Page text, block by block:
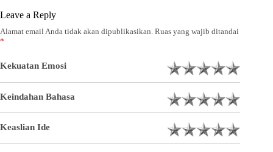
Leave a Reply
Alamat email Anda tidak akan dipublikasikan. Ruas yang wajib ditandai
*
Kekuatan Emosi
Keindahan Bahasa
Keaslian Ide